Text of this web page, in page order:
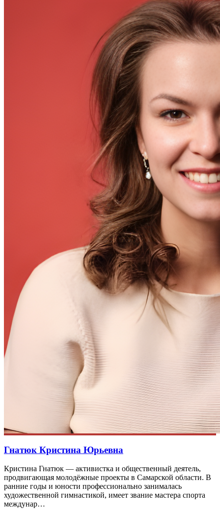
Гнатюк Кристина Юрьевна
Кристина Гнатюк — активистка и общественный деятель,
продвигающая молодёжные проекты в Самарской области. В
ранние годы и юности профессионально занималась
художественной гимнастикой, имеет звание мастера спорта
междунар…